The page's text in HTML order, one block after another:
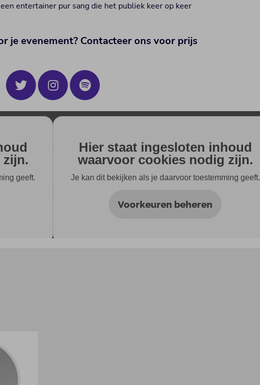
entertainer pur sang die het publiek keer op keer
je evenement? Contacteer ons voor prijs
zijn.
geeft.
Hier staat ingesloten inhoud
waarvoor cookies nodig zijn.
Je kan dit bekijken als je daarvoor toestemming geeft.
Voorkeuren beheren